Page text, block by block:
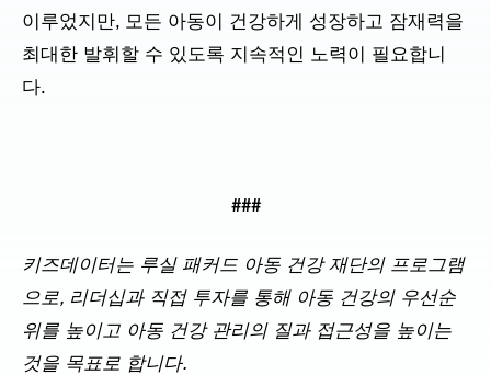
이루었지만, 모든 아동이 건강하게 성장하고 잠재력을
최대한 발휘할 수 있도록 지속적인 노력이 필요합니
다.
###
키즈데이터는 루실 패커드 아동 건강 재단의 프로그램
으로, 리더십과 직접 투자를 통해 아동 건강의 우선순
위를 높이고 아동 건강 관리의 질과 접근성을 높이는
것을 목표로 합니다.